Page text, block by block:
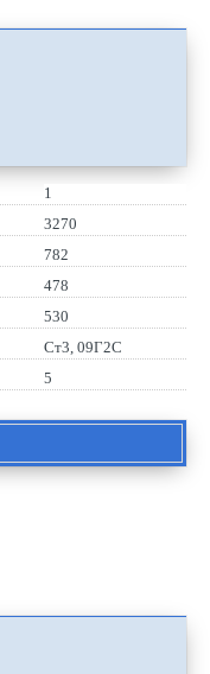
1
3270
782
478
530
Ст3, 09Г2С
5